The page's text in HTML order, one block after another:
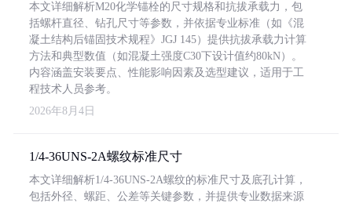
本文详细解析M20化学锚栓的尺寸规格和抗拔承载力，包
括螺杆直径、钻孔尺寸等参数，并依据专业标准（如《混
凝土结构后锚固技术规程》JGJ 145）提供抗拔承载力计算
方法和典型数值（如混凝土强度C30下设计值约80kN）。
内容涵盖安装要点、性能影响因素及选型建议，适用于工
程技术人员参考。
2026年8月4日
1/4-36UNS-2A螺纹标准尺寸
本文详细解析1/4-36UNS-2A螺纹的标准尺寸及底孔计算，
包括外径、螺距、公差等关键参数，并提供专业数据来源